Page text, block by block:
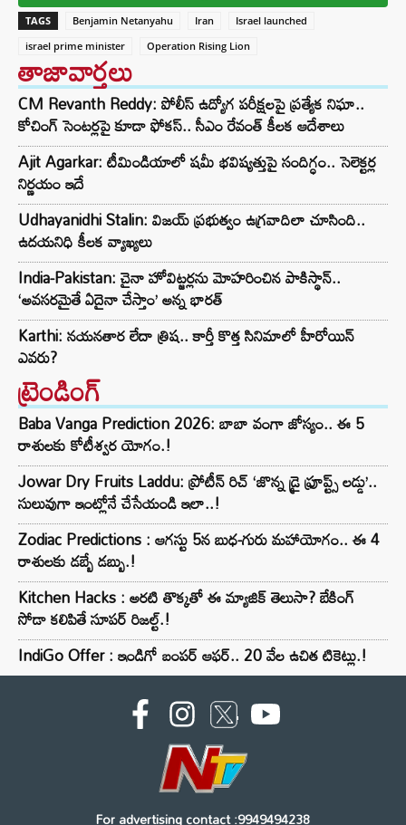
TAGS Benjamin Netanyahu Iran
Israel launched
israel prime minister
Operation Rising Lion
తాజావార్తలు
CM Revanth Reddy: పోలీస్ ఉద్యోగ పరీక్షలపై ప్రత్యేక నిఘా..
కోచింగ్ సెంటర్లపై కూడా ఫోకస్.. సీఎం రేవంత్ కీలక ఆదేశాలు
Ajit Agarkar: టీమిండియాలో షమీ భవిష్యత్తుపై సందిగ్ధం.. సెలెక్టర్ల
నిర్ణయం ఇదే
Udhayanidhi Stalin: విజయ్ ప్రభుత్వం ఉగ్రవాదిలా చూసింది..
ఉదయనిధి కీలక వ్యాఖ్యలు
India-Pakistan: చైనా హోవిట్జర్లను మోహరించిన పాకిస్థాన్..
‘అవసరమైతే ఏదైనా చేస్తాం’ అన్న భారత్
Karthi: నయనతార లేదా త్రిష.. కార్తీ కొత్త సినిమాలో హీరోయిన్
ఎవరు?
ట్రెండింగ్‌
Baba Vanga Prediction 2026: బాబా వంగా జోస్యం.. ఈ 5
రాశులకు కోటీశ్వర యోగం.!
Jowar Dry Fruits Laddu: ప్రోటీన్ రిచ్ ‘జొన్న డ్రై ఫ్రూప్ట్స్ లడ్డు’..
సులువుగా ఇంట్లోనే చేసేయండి ఇలా..!
Zodiac Predictions : ఆగస్టు 5న బుధ-గురు మహాయోగం.. ఈ 4
రాశులకు డబ్బే డబ్బు.!
Kitchen Hacks : అరటి తొక్కతో ఈ మ్యాజిక్ తెలుసా? బేకింగ్
సోడా కలిపితే సూపర్ రిజల్ట్.!
IndiGo Offer : ఇండిగో బంపర్ ఆఫర్.. 20 వేల ఉచిత టికెట్లు.!
For advertising contact :9949494238